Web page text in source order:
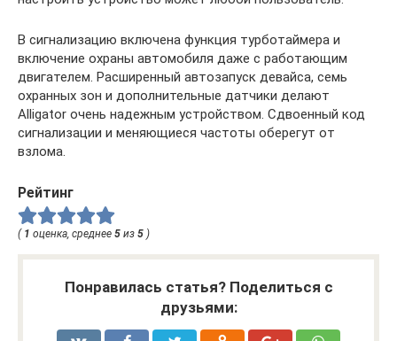
В сигнализацию включена функция турботаймера и
включение охраны автомобиля даже с работающим
двигателем. Расширенный автозапуск девайса, семь
охранных зон и дополнительные датчики делают
Alligator очень надежным устройством. Сдвоенный код
сигнализации и меняющиеся частоты оберегут от
взлома.
Рейтинг
( 1 оценка, среднее 5 из 5 )
Понравилась статья? Поделиться с
друзьями: